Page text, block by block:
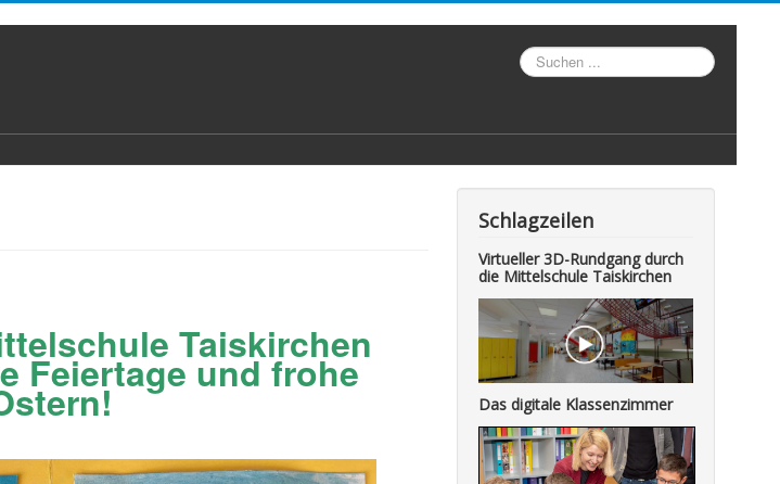
Suche
Taiskirchen
Feiertage und frohe
Schlagzeilen
Virtueller 3D-Rundgang durch
die Mittelschule Taiskirchen
Das digitale Klassenzimmer